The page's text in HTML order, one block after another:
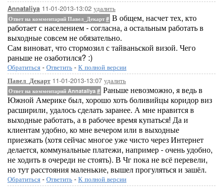
Annataliya 11-01-2013-13:02 удалить
Ответ на комментарий Павел_Декарт# В общем, насчет тех, кто
работает с населением - согласна, а остальным работать в
выходные совсем не обязательно.
Сам виноват, что стормозил с тайваньской визой. Чего
раньше не озаботился? :)
Обратиться - Ответить - К полной версии
Павел_Декарт11-01-2013-13:07 удалить
Ответ на комментарий Annataliya # Раньше невозможно, я ведь в
Южной Америке был, хорошо хоть боливийцы коридор виз
расширили, удалось сделать заранее. А мне нравится в
выходные работать, а в рабочее время купаться! Да и
клиентам удобно, ко мне вечером или в выходные
приезжать (хотя сейчас многое уже чисто через Интернет
делается, коммунальные платежи, например - очень удобно,
не ходить в очереди не стоять). В Чг пока не всё перевели,
но тут расстояния маленькие, вышел прогуляться и зашёл.
Обратиться - Ответить - К полной версии